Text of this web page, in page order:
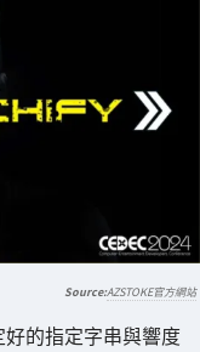
AZSTOKE官方網站
好的指定字串與響度